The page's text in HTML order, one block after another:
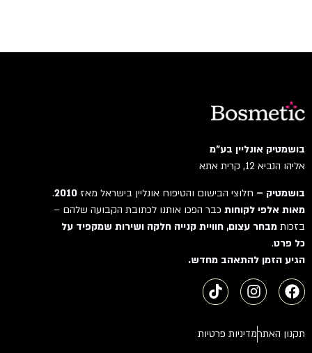
בושמטיק אונליין בע"מ
אליהו הנביא 12, קרית אתא
בושמטיק –חלוצי הבישום והטיפוח אונליין בישראל מאז2010
.
מאות אלפי לקוחותכבר הפכו אותנו לכתובת הקבועה שלהם –
בזכותמבחר עצום, חוויית קנייה חלקה ושירות שמקפיד על
כל פרט.
הגיע הזמן להתאהב מחדש.
תקנון האתרמדיניות פרטיות